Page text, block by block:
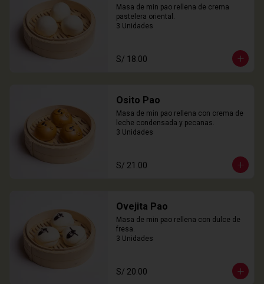
Masa de min pao rellena de crema
pastelera oriental.
3 Unidades
S/ 18.00
Osito Pao
Masa de min pao rellena con crema de
leche condensada y pecanas.
3 Unidades
S/ 21.00
Ovejita Pao
Masa de min pao rellena con dulce de
fresa.
3 Unidades
S/ 20.00